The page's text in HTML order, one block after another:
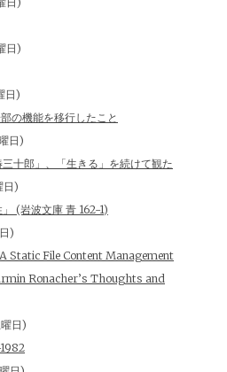
日)
日)
の機能を移行したこと
日)
十郎」、「生きる」を続けて観た
日)
(岩波文庫 青 162-1)
)
File Content Management
Ronacher’s Thoughts and
日)